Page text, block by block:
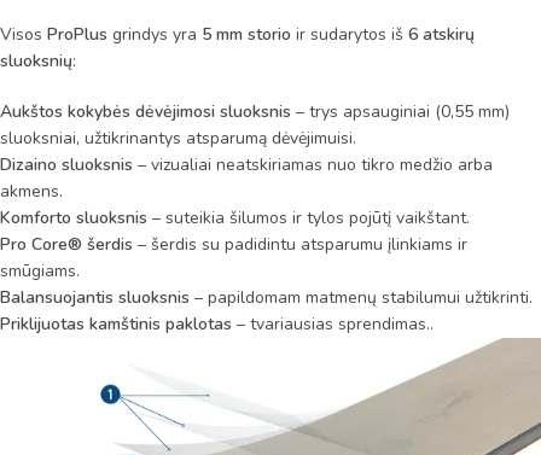
Visos ProPlus grindys yra 5 mm storio ir sudarytos iš 6 atskirų
sluoksnių:
Aukštos kokybės dėvėjimosi sluoksnis – trys apsauginiai (0,55 mm)
sluoksniai, užtikrinantys atsparumą dėvėjimuisi.
Dizaino sluoksnis – vizualiai neatskiriamas nuo tikro medžio arba
akmens.
Komforto sluoksnis – suteikia šilumos ir tylos pojūtį vaikštant.
Pro Core® šerdis – šerdis su padidintu atsparumu įlinkiams ir
smūgiams.
Balansuojantis sluoksnis – papildomam matmenų stabilumui užtikrinti.
Priklijuotas kamštinis paklotas – tvariausias sprendimas..